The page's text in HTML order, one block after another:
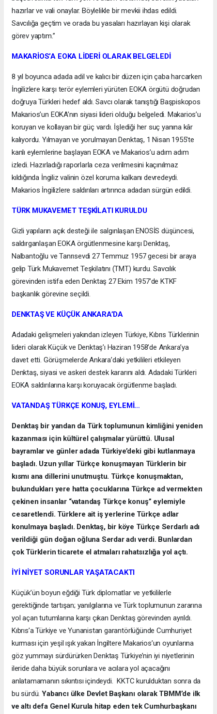
hazırlar ve vali onaylar. Böylelikle bir mevkii ihdas edildi.
Savcılığa geçtim ve orada bu yasaları hazırlayan kişi olarak
görev yaptım.”
MAKARİOS’A EOKA LİDERİ OLARAK BELGELEDİ
8 yıl boyunca adada adil ve kalıcı bir düzen için çaba harcarken
İngilizlere karşı terör eylemleri yürüten EOKA örgütü doğrudan
doğruya Türkleri hedef aldı. Savcı olarak tanıştığı Başpiskopos
Makarios’un EOKA’nın siyasi lideri olduğu belgeledi. Makarios’u
koruyan ve kollayan bir güç vardı. İşlediği her suç yanına kâr
kalıyordu. Yılmayan ve yorulmayan Denktaş, 1 Nisan 1955’te
kanlı eylemlerine başlayan EOKA ve Makarios’u adım adım
izledi. Hazırladığı raporlarla ceza verilmesini kaçınılmaz
kıldığında İngiliz valinin özel koruma kalkanı devredeydi.
Makarios İngilizlere saldırıları artırınca adadan sürgün edildi.
TÜRK MUKAVEMET TEŞKİLATI KURULDU
Gizli yapıların açık desteği ile salgınlaşan ENOSİS düşüncesi,
saldırganlaşan EOKA örgütlenmesine karşı Denktaş,
Nalbantoğlu ve Tanrısevdi 27 Temmuz 1957 gecesi bir araya
gelip Türk Mukavemet Teşkilatını (TMT) kurdu. Savcılık
görevinden istifa eden Denktaş 27 Ekim 1957’de KTKF
başkanlık görevine seçildi.
DENKTAŞ VE KÜÇÜK ANKARA’DA
Adadaki gelişmeleri yakından izleyen Türkiye, Kıbrıs Türklerinin
lideri olarak Küçük ve Denktaş’ı Haziran 1958’de Ankara’ya
davet etti. Görüşmelerde Ankara’daki yetkilileri etkileyen
Denktaş, siyasi ve askeri destek kararını aldı. Adadaki Türkleri
EOKA saldırılarına karşı koruyacak örgütlenme başladı.
VATANDAŞ TÜRKÇE KONUŞ, EYLEMİ…
Denktaş bir yandan da Türk toplumunun kimliğini yeniden
kazanması için kültürel çalışmalar yürüttü. Ulusal
bayramlar ve günler adada Türkiye’deki gibi kutlanmaya
başladı. Uzun yıllar Türkçe konuşmayan Türklerin bir
kısmı ana dillerini unutmuştu. Türkçe konuşmaktan,
bulundukları yere hatta çocuklarına Türkçe ad vermekten
çekinen insanlar “vatandaş Türkçe konuş” eylemiyle
cesaretlendi. Türklere ait iş yerlerine Türkçe adlar
konulmaya başladı. Denktaş, bir köye Türkçe Serdarlı adı
verildiği gün doğan oğluna Serdar adı verdi. Bunlardan
çok Türklerin ticarete el atmaları rahatsızlığa yol açtı.
İYİ NİYET SORUNLAR YAŞATACAKTI
Küçük’ün boyun eğdiği Türk diplomatlar ve yetkililerle
gerektiğinde tartışan; yanılgılarına ve Türk toplumunun zararına
yol açan tutumlarına karşı çıkan Denktaş görevinden ayrıldı.
Kıbrıs’a Türkiye ve Yunanistan garantörlüğünde Cumhuriyet
kurması için yeşil ışık yakan İngiltere Makarios’un oyunlarına
göz yummayı sürdürürken Denktaş Türkiye’nin iyi niyetlerinin
ileride daha büyük sorunlara ve acılara yol açacağını
anlatamamanın sıkıntısı içindeydi. KKTC kurulduktan sonra da
bu sürdü.Yabancı ülke Devlet Başkanı olarak TBMM’de ilk
ve altı defa Genel Kurula hitap eden tek Cumhurbaşkanı